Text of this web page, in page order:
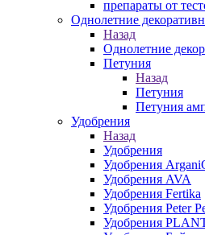
препараты от
Однолетние
Назад
Однолетние
Петуния
Назад
Петуния
Петуния
Удобрения
Назад
Удобрения
Удобрения
Удобрения AVA
Удобрения Fertika
Удобрения Peter
Удобрения